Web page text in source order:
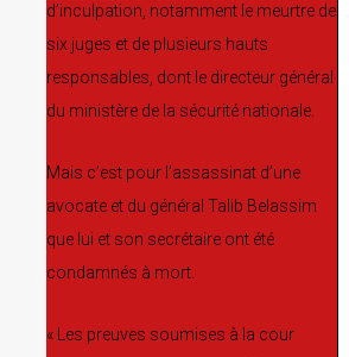
d’inculpation, notamment le meurtre de
six juges et de plusieurs hauts
responsables, dont le directeur général
du ministère de la sécurité nationale.
Mais c’est pour l’assassinat d’une
avocate et du général Talib Belassim
que lui et son secrétaire ont été
condamnés à mort.
« Les preuves soumises à la cour